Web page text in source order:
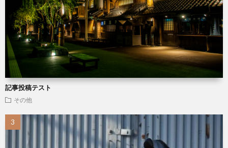
記事投稿テスト
その他